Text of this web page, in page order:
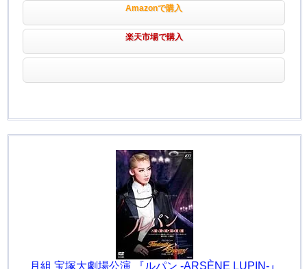
Amazonで購入
楽天市場で購入
月組 宝塚大劇場公演 『ルパン -ARSÈNE LUPIN-』